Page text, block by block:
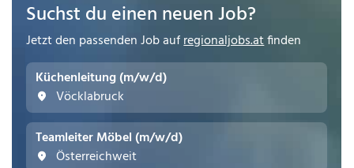
Suchst du einen neuen Job?
Jetzt den passenden Job aufregionaljobs.atfinden
Küchenleitung (m/w/d)
Vöcklabruck
Teamleiter Möbel (m/w/d)
Österreichweit